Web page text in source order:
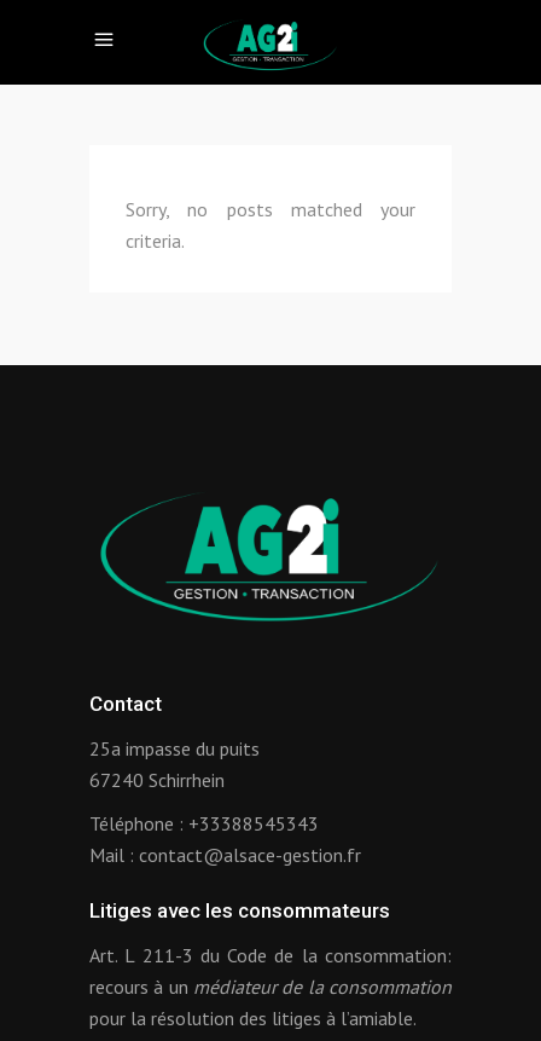
Sorry, no posts matched your
criteria.
Contact
25a impasse du puits
67240 Schirrhein
Téléphone : +33388545343
Mail : contact@alsace-gestion.fr
Litiges avec les consommateurs
Art. L 211-3 du Code de la consommation:
recours à un médiateur de la consommation
pour la résolution des litiges à l’amiable.